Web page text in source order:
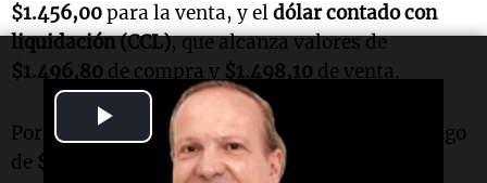
Play
Video
$1.456,00para la venta, y eldólar contado con
liquidación (CCL), que alcanza valores de
$1.496,80 de compra y $1.498,10 de venta.
Por último, el dólar cripto se muestra en un rango
de $1.501,10 para la compra y$1.501,20